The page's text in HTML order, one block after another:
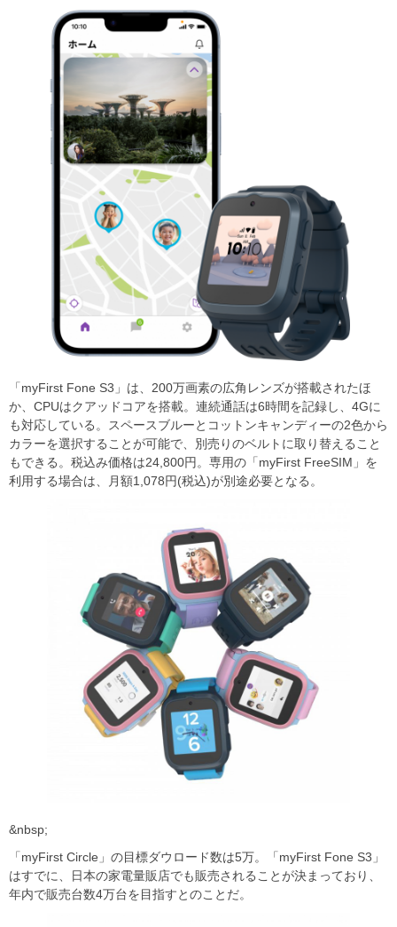
「myFirst Fone S3」は、200万画素の広角レンズが搭載されたほ
か、CPUはクアッドコアを搭載。連続通話は6時間を記録し、4Gに
も対応している。スペースブルーとコットンキャンディーの2色から
カラーを選択することが可能で、別売りのベルトに取り替えること
もできる。税込み価格は24,800円。専用の「myFirst FreeSIM」を
利用する場合は、月額1,078円(税込)が別途必要となる。
&nbsp;
「myFirst Circle」の目標ダウロード数は5万。「myFirst Fone S3」
はすでに、日本の家電量販店でも販売されることが決まっており、
年内で販売台数4万台を目指すとのことだ。